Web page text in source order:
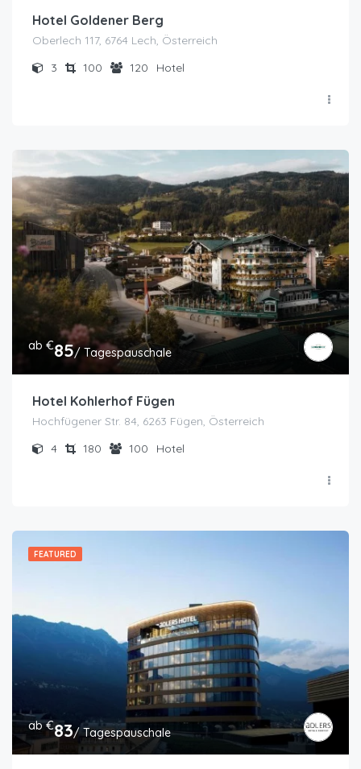
Hotel Goldener Berg
Oberlech 117, 6764 Lech, Österreich
3
100 120 Hotel
ab €85/ Tagespauschale
Hotel Kohlerhof Fügen
Hochfügener Str. 84, 6263 Fügen, Österreich
4
180 100 Hotel
FEATURED
ab €83/ Tagespauschale